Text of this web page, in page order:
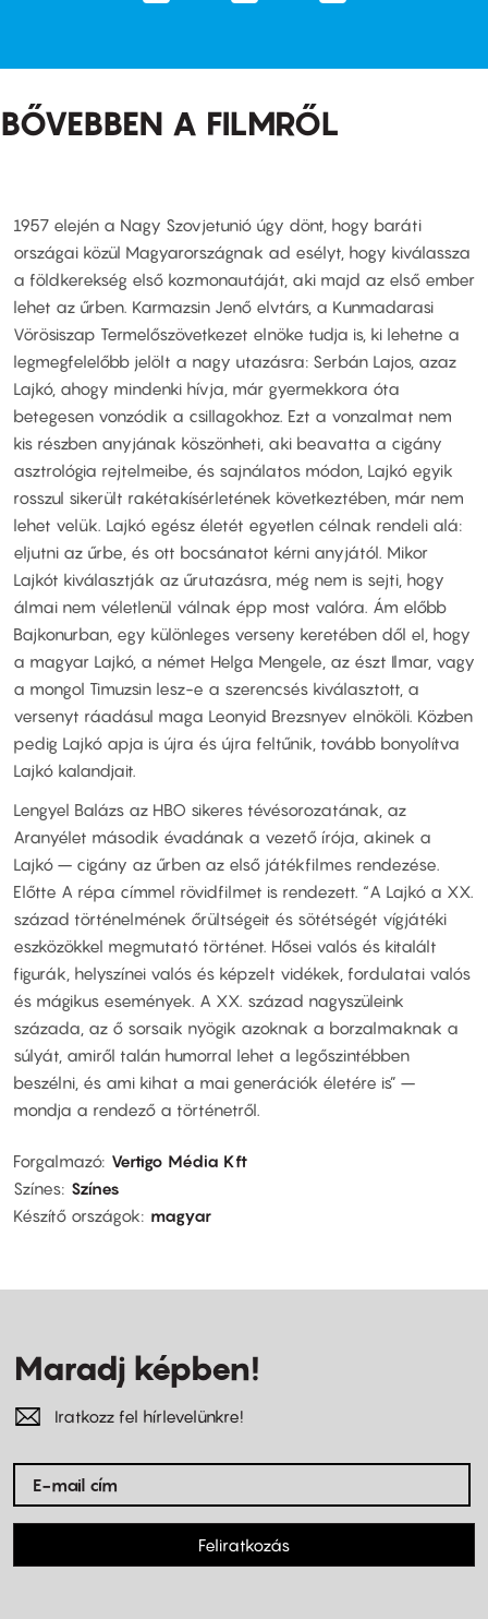
BŐVEBBEN A FILMRŐL
1957 elején a Nagy Szovjetunió úgy dönt, hogy baráti
országai közül Magyarországnak ad esélyt, hogy kiválassza
a földkerekség első kozmonautáját, aki majd az első ember
lehet az űrben. Karmazsin Jenő elvtárs, a Kunmadarasi
Vörösiszap Termelőszövetkezet elnöke tudja is, ki lehetne a
legmegfelelőbb jelölt a nagy utazásra: Serbán Lajos, azaz
Lajkó, ahogy mindenki hívja, már gyermekkora óta
betegesen vonzódik a csillagokhoz. Ezt a vonzalmat nem
kis részben anyjának köszönheti, aki beavatta a cigány
asztrológia rejtelmeibe, és sajnálatos módon, Lajkó egyik
rosszul sikerült rakétakísérletének következtében, már nem
lehet velük. Lajkó egész életét egyetlen célnak rendeli alá:
eljutni az űrbe, és ott bocsánatot kérni anyjától. Mikor
Lajkót kiválasztják az űrutazásra, még nem is sejti, hogy
álmai nem véletlenül válnak épp most valóra. Ám előbb
Bajkonurban, egy különleges verseny keretében dől el, hogy
a magyar Lajkó, a német Helga Mengele, az észt Ilmar, vagy
a mongol Timuzsin lesz-e a szerencsés kiválasztott, a
versenyt ráadásul maga Leonyid Brezsnyev elnököli. Közben
pedig Lajkó apja is újra és újra feltűnik, tovább bonyolítva
Lajkó kalandjait.
Lengyel Balázs az HBO sikeres tévésorozatának, az
Aranyélet második évadának a vezető írója, akinek a
Lajkó – cigány az űrben az első játékfilmes rendezése.
Előtte A répa címmel rövidfilmet is rendezett. “A Lajkó a XX.
század történelmének őrültségeit és sötétségét vígjátéki
eszközökkel megmutató történet. Hősei valós és kitalált
figurák, helyszínei valós és képzelt vidékek, fordulatai valós
és mágikus események. A XX. század nagyszüleink
százada, az ő sorsaik nyögik azoknak a borzalmaknak a
súlyát, amiről talán humorral lehet a legőszintébben
beszélni, és ami kihat a mai generációk életére is” –
mondja a rendező a történetről.
Forgalmazó Vertigo Média Kft
Színes Színes
Készítő országok
magyar
Maradj képben!
Iratkozz fel hírlevelünkre!
Feliratkozás